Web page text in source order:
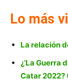
Lo más
La relación
¿’La Guerra
Catar 2022?